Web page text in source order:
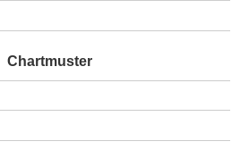
Chartmuster